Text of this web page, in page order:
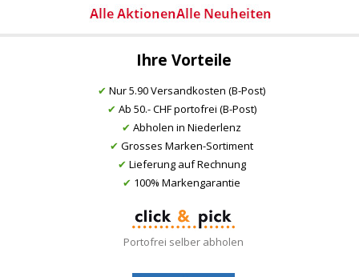
Ihre Vorteile
✔ Nur 5.90 Versandkosten (B-Post)
✔ Ab 50.- CHF portofrei (B-Post)
✔ Abholen in Niederlenz
✔ Grosses Marken-Sortiment
✔ Lieferung auf Rechnung
✔ 100% Markengarantie
Portofrei selber abholen